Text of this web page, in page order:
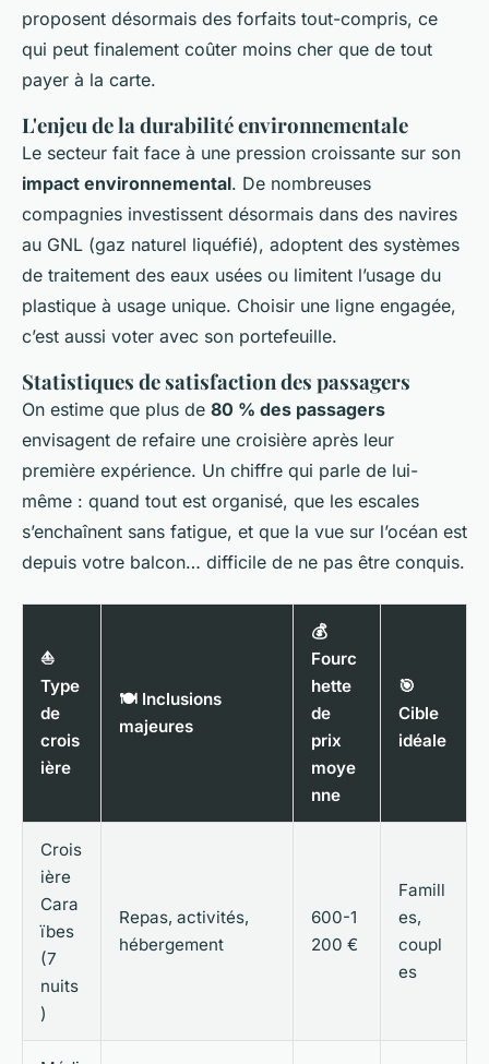
proposent désormais des forfaits tout-compris, ce
qui peut finalement coûter moins cher que de tout
payer à la carte.
L'enjeu de la durabilité environnementale
Le secteur fait face à une pression croissante sur son
impact environnemental. De nombreuses
compagnies investissent désormais dans des navires
au GNL (gaz naturel liquéfié), adoptent des systèmes
de traitement des eaux usées ou limitent l’usage du
plastique à usage unique. Choisir une ligne engagée,
c’est aussi voter avec son portefeuille.
Statistiques de satisfaction des passagers
On estime que plus de 80 % des passagers
envisagent de refaire une croisière après leur
première expérience. Un chiffre qui parle de lui-
même : quand tout est organisé, que les escales
s’enchaînent sans fatigue, et que la vue sur l’océan est
depuis votre balcon… difficile de ne pas être conquis.
⛵
Type
de
crois
ière
🍽️ Inclusions
majeures
💰
Fourc
hette
de
prix
moye
nne
🎯
Cible
idéale
Crois
ière
Cara
ïbes
(7
nuits
)
Repas, activités,
hébergement
600-1
200 €
Famill
es,
coupl
es